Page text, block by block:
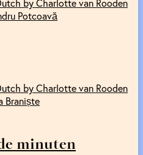
by Charlotte van Rooden
Potcoavă
by Charlotte van Rooden
Braniște
minuten